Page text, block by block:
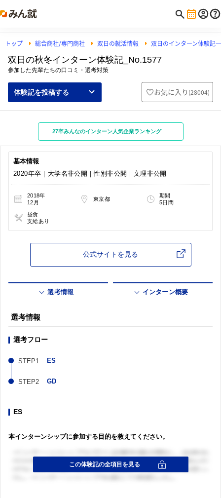
トップ 総合商社/専門商社 双日の就活情報 双日のインターン体験記
双日の秋冬インターン体験記_No.1577
参加した先輩たちの口コミ・選考対策
体験記を投稿する お気に入り (28004)
27卒みんなのインターン人気企業ランキング
基本情報
2020年卒｜大学名非公開｜性別非公開｜文理非公開
2018年
12月
東京都
期間
5日間
昼食
支給あり
公式サイトを見る
選考情報 インターン概要
選考情報
選考フロー
ES
GD
ES
本インターンシップに参加する目的を教えてください。